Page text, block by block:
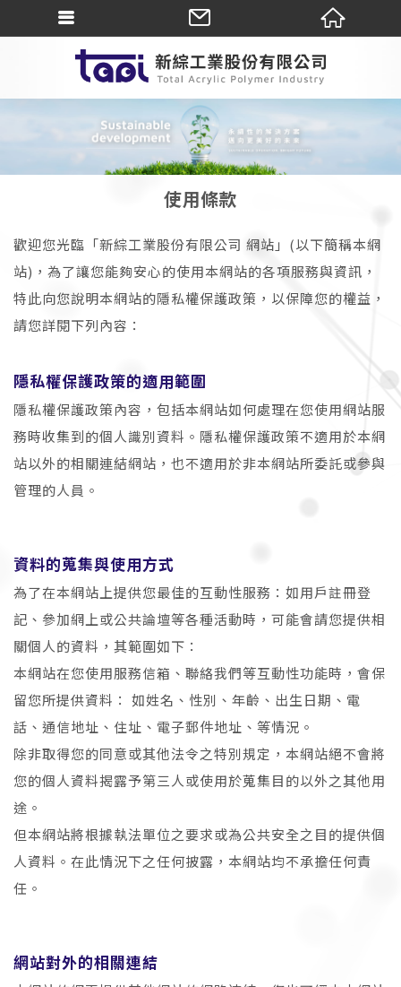
使用條款
歡迎您光臨「新綜工業股份有限公司 網站」(以下簡稱本網
站)，為了讓您能夠安心的使用本網站的各項服務與資訊，
特此向您說明本網站的隱私權保護政策，以保障您的權益，
請您詳閱下列內容：
隱私權保護政策的適用範圍
隱私權保護政策內容，包括本網站如何處理在您使用網站服
務時收集到的個人識別資料。隱私權保護政策不適用於本網
站以外的相關連結網站，也不適用於非本網站所委託或參與
管理的人員。
資料的蒐集與使用方式
為了在本網站上提供您最佳的互動性服務：如用戶註冊登
記、參加網上或公共論壇等各種活動時，可能會請您提供相
關個人的資料，其範圍如下：
本網站在您使用服務信箱、聯絡我們等互動性功能時，會保
留您所提供資料： 如姓名、性別、年齡、出生日期、電
話、通信地址、住址、電子郵件地址、等情況。
除非取得您的同意或其他法令之特別規定，本網站絕不會將
您的個人資料揭露予第三人或使用於蒐集目的以外之其他用
途。
但本網站將根據執法單位之要求或為公共安全之目的提供個
人資料。在此情況下之任何披露，本網站均不承擔任何責
任。
網站對外的相關連結